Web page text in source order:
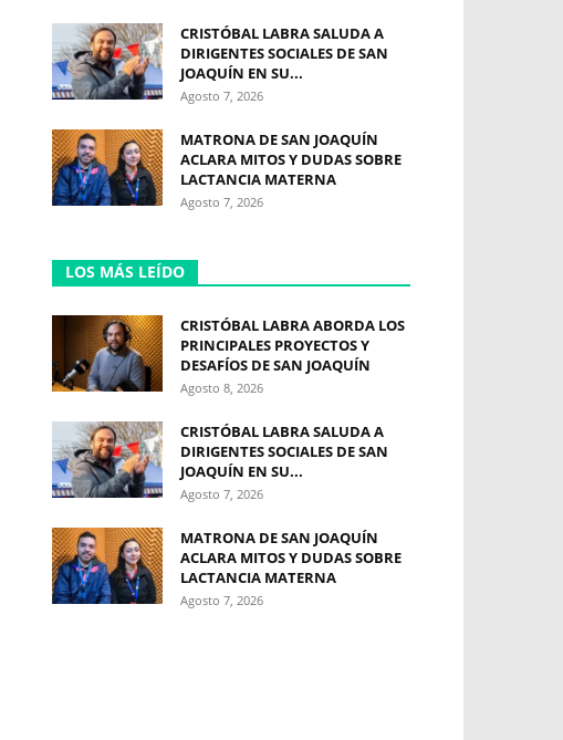
CRISTÓBAL LABRA SALUDA A
DIRIGENTES SOCIALES DE SAN
JOAQUÍN EN SU...
Agosto 7, 2026
MATRONA DE SAN JOAQUÍN
ACLARA MITOS Y DUDAS SOBRE
LACTANCIA MATERNA
Agosto 7, 2026
LOS MÁS LEÍDO
CRISTÓBAL LABRA ABORDA LOS
PRINCIPALES PROYECTOS Y
DESAFÍOS DE SAN JOAQUÍN
Agosto 8, 2026
CRISTÓBAL LABRA SALUDA A
DIRIGENTES SOCIALES DE SAN
JOAQUÍN EN SU...
Agosto 7, 2026
MATRONA DE SAN JOAQUÍN
ACLARA MITOS Y DUDAS SOBRE
LACTANCIA MATERNA
Agosto 7, 2026